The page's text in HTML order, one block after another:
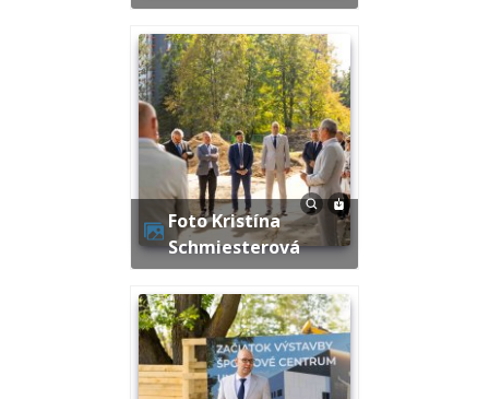
Foto Kristína
Schmiesterová